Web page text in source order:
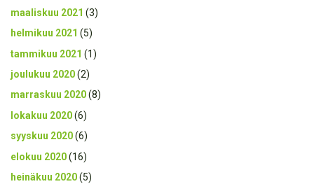
maaliskuu 2021 (3)
helmikuu 2021 (5)
tammikuu 2021 (1)
joulukuu 2020(2)
marraskuu 2020(8)
lokakuu 2020(6)
syyskuu 2020(6)
elokuu 2020(16)
heinäkuu 2020(5)